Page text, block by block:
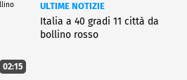
02:15
ULTIME NOTIZIE
Italia a 40 gradi 11 città da
bollino rosso